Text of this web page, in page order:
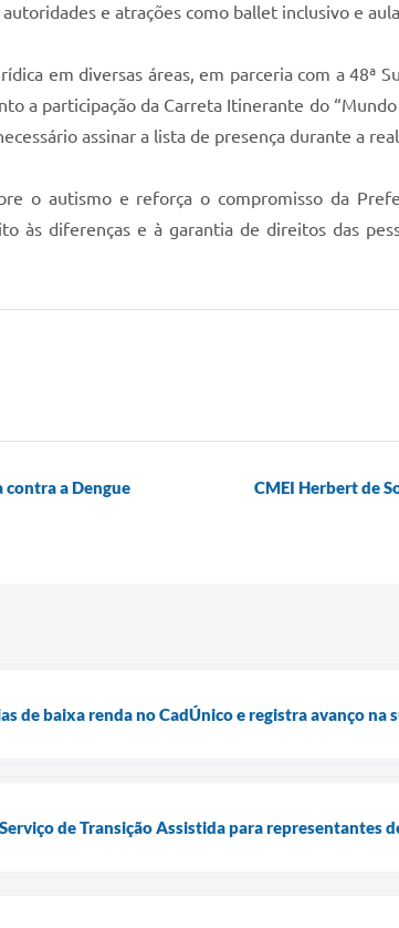
e atrações como ballet inclusivo e
em diversas áreas, em parceria com a 48ª
a participação da Carreta Itinerante do
assinar a lista de presença durante a
o autismo e reforça o compromisso da
às diferenças e à garantia de direitos das
contra a Dengue
CMEI Herbert de
de baixa renda no CadÚnico e registra avanço na
de Transição Assistida para representantes